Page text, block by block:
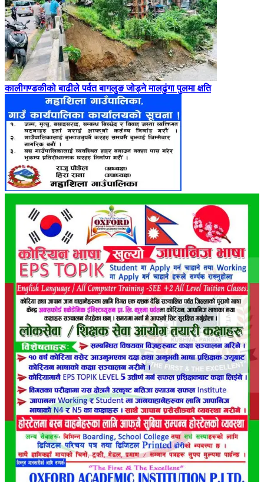
कालीगण्डकीको बाढीले पर्वत बागलुङ जोड्ने मालढुंगा पुलमा क्षति